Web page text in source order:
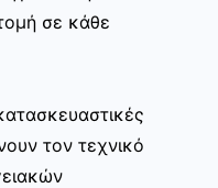
σε κάθε
τον τεχνικό